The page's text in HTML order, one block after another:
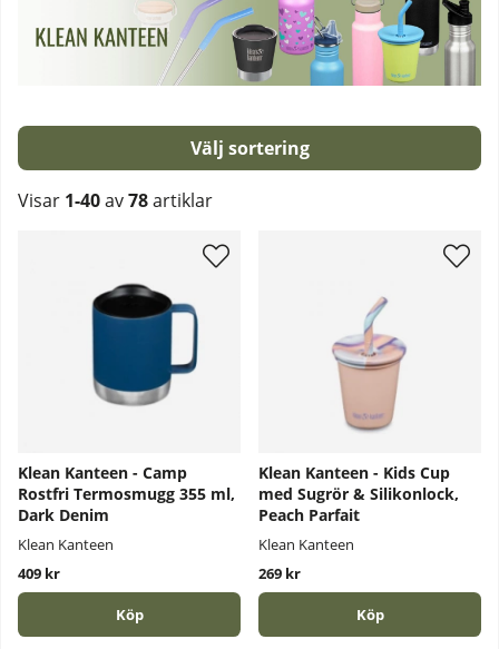
Sortera
Visar 1-40av78artiklar
Klean Kanteen - Camp
Rostfri Termosmugg 355 ml,
Dark Denim
Klean Kanteen
409 kr
Köp
Klean Kanteen - Kids Cup
med Sugrör & Silikonlock,
Peach Parfait
Klean Kanteen
269 kr
Köp